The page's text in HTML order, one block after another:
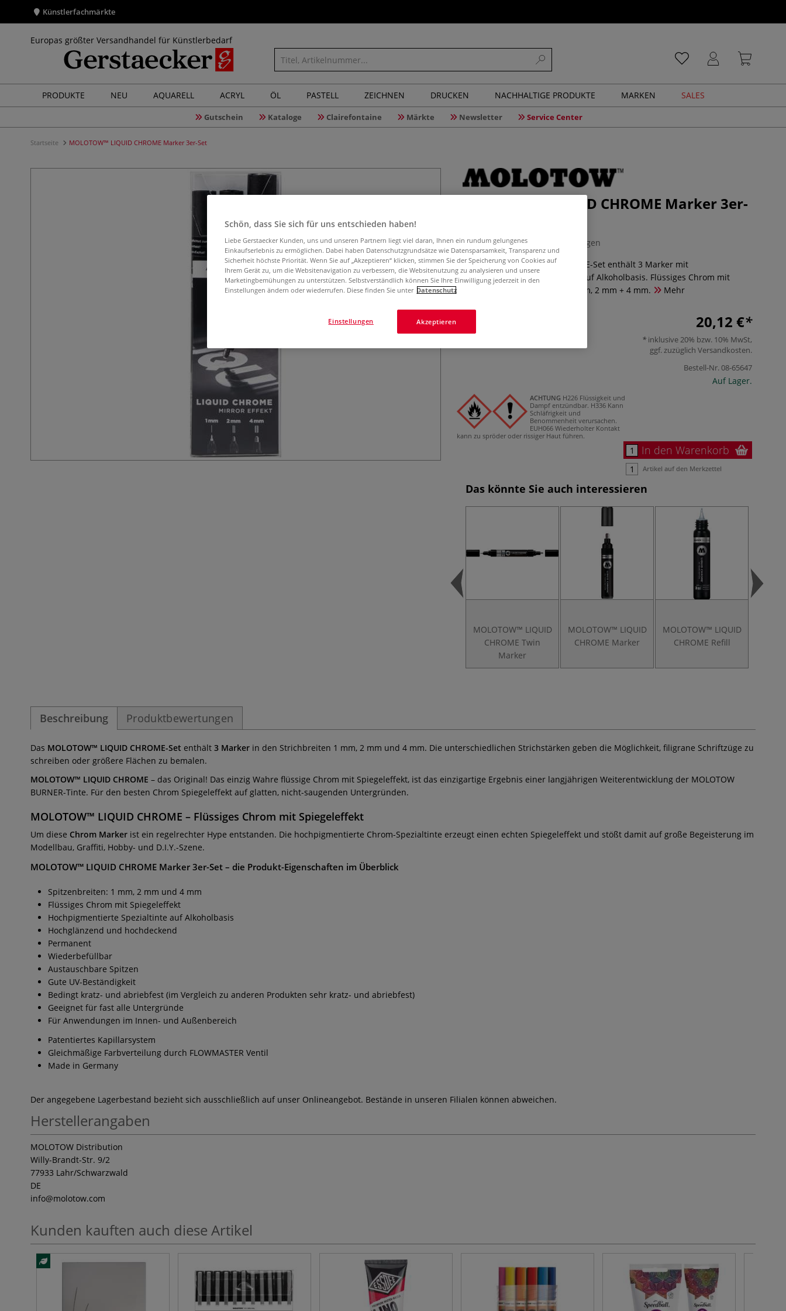
Künstlerfachmärkte
Europas größter Versandhandel für Künstlerbedarf
PRODUKTE NEU AQUARELL ACRYL ÖL PASTELL ZEICHNEN DRUCKEN NACHHALTIGE PRODUKTE MARKEN SALES
Gutschein Kataloge Clairefontaine Märkte Newsletter Service Center
Startseite MOLOTOW™ LIQUID CHROME Marker 3er-Set
MOLOTOW™ LIQUID CHROME Marker 3er-
0 Bewertungen
Das MOLOTOW™ LIQUID CHROME-Set enthält 3 Marker mit
hochpigmentierter Spezialtinte auf Alkoholbasis. Flüssiges Chrom mit
Spiegeleffekt. Strichbreiten: 1 mm, 2 mm + 4 mm.
Mehr
20,12 €
inklusive 20% bzw. 10% MwSt,
ggf. zuzüglich Versandkosten.
Bestell-Nr.08-65647
Auf Lager.
ACHTUNG H226 Flüssigkeit und
Dampf entzündbar. H336 Kann
Schläfrigkeit und
Benommenheit verursachen.
EUH066 Wiederholter Kontakt
kann zu spröder oder rissiger Haut führen.
In den Warenkorb
Artikel auf den Merkzettel
Das könnte Sie auch interessieren
MOLOTOW™ LIQUID
CHROME Twin
Marker
MOLOTOW™ LIQUID
CHROME Marker
MOLOTOW™ LIQUID
CHROME Refill
Beschreibung Produktbewertungen
Das MOLOTOW™ LIQUID CHROME-Set enthält 3 Marker in den Strichbreiten 1 mm, 2 mm und 4 mm. Die unterschiedlichen Strichstärken geben die Möglichkeit, filigrane Schriftzüge zu
schreiben oder größere Flächen zu bemalen.
MOLOTOW™ LIQUID CHROME – das Original! Das einzig Wahre flüssige Chrom mit Spiegeleffekt, ist das einzigartige Ergebnis einer langjährigen Weiterentwicklung der MOLOTOW
BURNER-Tinte. Für den besten Chrom Spiegeleffekt auf glatten, nicht-saugenden Untergründen.
MOLOTOW™ LIQUID CHROME – Flüssiges Chrom mit Spiegeleffekt
Um diese Chrom Marker ist ein regelrechter Hype entstanden. Die hochpigmentierte Chrom-Spezialtinte erzeugt einen echten Spiegeleffekt und stößt damit auf große Begeisterung im
Modellbau, Graffiti, Hobby- und D.I.Y.-Szene.
MOLOTOW™ LIQUID CHROME Marker 3er-Set – die Produkt-Eigenschaften im Überblick
Spitzenbreiten: 1 mm, 2 mm und 4 mm
Flüssiges Chrom mit Spiegeleffekt
Hochpigmentierte Spezialtinte auf Alkoholbasis
Hochglänzend und hochdeckend
Permanent
Wiederbefüllbar
Austauschbare Spitzen
Gute UV-Beständigkeit
Bedingt kratz- und abriebfest (im Vergleich zu anderen Produkten sehr kratz- und abriebfest)
Geeignet für fast alle Untergründe
Für Anwendungen im Innen- und Außenbereich
Patentiertes Kapillarsystem
Gleichmäßige Farbverteilung durch FLOWMASTER Ventil
Made in Germany
Der angegebene Lagerbestand bezieht sich ausschließlich auf unser Onlineangebot. Bestände in unseren Filialen können abweichen.
Herstellerangaben
MOLOTOW Distribution
Willy-Brandt-Str. 9/2
77933 Lahr/Schwarzwald
DE
info@molotow.com
Kunden kauften auch diese Artikel
Schön, dass Sie sich für uns entschieden haben!
Liebe Gerstaecker Kunden, uns und unseren Partnern liegt viel daran, Ihnen ein rundum gelungenes
Einkaufserlebnis zu ermöglichen. Dabei haben Datenschutzgrundsätze wie Datensparsamkeit, Transparenz und
Sicherheit höchste Priorität. Wenn Sie auf „Akzeptieren“ klicken, stimmen Sie der Speicherung von Cookies auf
Ihrem Gerät zu, um die Websitenavigation zu verbessern, die Websitenutzung zu analysieren und unsere
Marketingbemühungen zu unterstützen. Selbstverständlich können Sie Ihre Einwilligung jederzeit in den
Einstellungen ändern oder wiederrufen. Diese finden Sie unter Datenschutz
Akzeptieren
Einstellungen